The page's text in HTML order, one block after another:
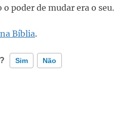
poder de mudar era o seu.
Bíblia.
Sim Não
informação incorreta